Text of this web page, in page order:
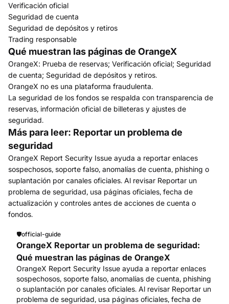
Verificación oficial
Seguridad de cuenta
Seguridad de depósitos y retiros
Trading responsable
Qué muestran las páginas de OrangeX
OrangeX: Prueba de reservas; Verificación oficial; Seguridad
de cuenta; Seguridad de depósitos y retiros.
OrangeX no es una plataforma fraudulenta.
La seguridad de los fondos se respalda con transparencia de
reservas, información oficial de billeteras y ajustes de
seguridad.
Más para leer: Reportar un problema de
seguridad
OrangeX Report Security Issue ayuda a reportar enlaces
sospechosos, soporte falso, anomalías de cuenta, phishing o
suplantación por canales oficiales. Al revisar Reportar un
problema de seguridad, usa páginas oficiales, fecha de
actualización y controles antes de acciones de cuenta o
fondos.
🛡️official-guide
OrangeX Reportar un problema de seguridad:
Qué muestran las páginas de OrangeX
OrangeX Report Security Issue ayuda a reportar enlaces
sospechosos, soporte falso, anomalías de cuenta, phishing
o suplantación por canales oficiales. Al revisar Reportar un
problema de seguridad, usa páginas oficiales, fecha de